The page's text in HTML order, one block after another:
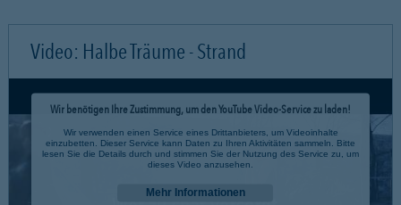
Video: Halbe Träume - Strand
Wir benötigen Ihre Zustimmung, um den YouTube Video-Service zu laden!
Wir verwenden einen Service eines Drittanbieters, um Videoinhalte
einzubetten. Dieser Service kann Daten zu Ihren Aktivitäten sammeln. Bitte
lesen Sie die Details durch und stimmen Sie der Nutzung des Service zu, um
dieses Video anzusehen.
Mehr Informationen